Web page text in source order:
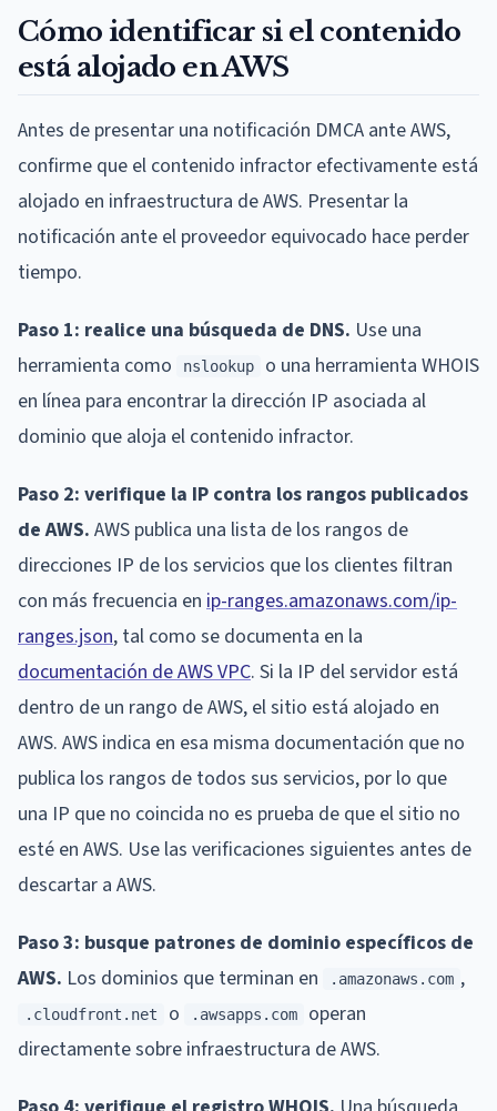
Cómo identificar si el contenido
está alojado en AWS
Antes de presentar una notificación DMCA ante AWS,
confirme que el contenido infractor efectivamente está
alojado en infraestructura de AWS. Presentar la
notificación ante el proveedor equivocado hace perder
tiempo.
Paso 1: realice una búsqueda de DNS. Use una
herramienta como
nslookup
o una herramienta WHOIS
en línea para encontrar la dirección IP asociada al
dominio que aloja el contenido infractor.
Paso 2: verifique la IP contra los rangos publicados
de AWS. AWS publica una lista de los rangos de
direcciones IP de los servicios que los clientes filtran
con más frecuencia en ip-ranges.amazonaws.com/ip-
ranges.json, tal como se documenta en la
documentación de AWS VPC. Si la IP del servidor está
dentro de un rango de AWS, el sitio está alojado en
AWS. AWS indica en esa misma documentación que no
publica los rangos de todos sus servicios, por lo que
una IP que no coincida no es prueba de que el sitio no
esté en AWS. Use las verificaciones siguientes antes de
descartar a AWS.
Paso 3: busque patrones de dominio específicos de
AWS. Los dominios que terminan en .amazonaws.com ,
.cloudfront.net o .awsapps.com
operan
directamente sobre infraestructura de AWS.